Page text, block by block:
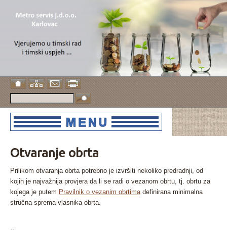
Otvaranje obrta
Prilikom otvaranja obrta potrebno je izvršiti nekoliko predradnji, od
kojih je najvažnija provjera da li se radi o vezanom obrtu, tj. obrtu za
kojega je putem Pravilnik o vezanim obrtimadefinirana minimalna
stručna sprema vlasnika obrta.